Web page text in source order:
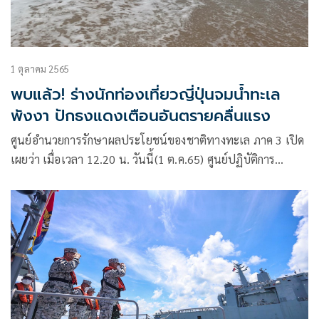
1 ตุลาคม 2565
พบแล้ว! ร่างนักท่องเที่ยวญี่ปุ่นจมน้ำทะเล
พังงา ปักธงแดงเตือนอันตรายคลื่นแรง
ศูนย์อำนวยการรักษาผลประโยชน์ของชาติทางทะเล ภาค 3 เปิด
เผยว่า เมื่อเวลา 12.20 น. วันนี้(1 ต.ค.65) ศูนย์ปฏิบัติการ
พังงาว่า นายสิริธร บัวแก้ว รองนายกเทศบาลตำบลคึกคัก จังหวัด
พังงา